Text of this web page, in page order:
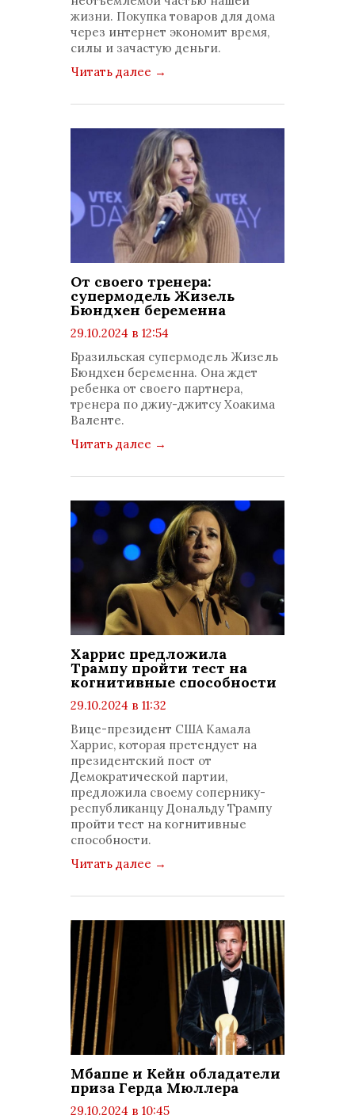
жизни. Покупка товаров для дома
через интернет экономит время,
силы и зачастую деньги.
Читать далее →
От своего тренера:
супермодель Жизель
Бюндхен беременна
29.10.2024 в 12:54
комментариев: 0
Бразильская супермодель Жизель
Бюндхен беременна. Она ждет
ребенка от своего партнера,
тренера по джиу-джитсу Хоакима
Валенте.
Читать далее →
Харрис предложила
Трампу пройти тест на
когнитивные способности
29.10.2024 в 11:32
просмотров: 1099
комментариев: 0
Вице-президент США Камала
Харрис, которая претендует на
президентский пост от
Демократической партии,
предложила своему сопернику-
республиканцу Дональду Трампу
пройти тест на когнитивные
способности.
Читать далее →
Мбаппе и Кейн обладатели
приза Герда Мюллера
29.10.2024 в 10:45